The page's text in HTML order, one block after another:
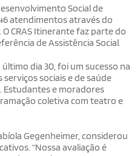
Social de
atendimentos através do
CRAS Itinerante faz parte do
de Assistência Social.
dia 30, foi um sucesso na
sociais e de saúde
e moradores
coletiva com teatro e
Gegenheimer, considerou
“Nossa avaliação é